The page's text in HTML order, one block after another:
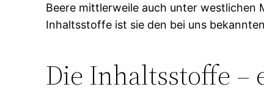
Beere mittlerweile auch unter
Inhaltsstoffe ist sie den bei uns
Die Inhaltsstoffe –